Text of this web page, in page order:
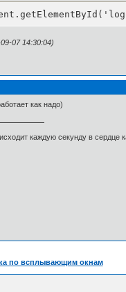
07 14:30:04)
как надо)
каждую секунду в сердце
по всплывающим окнам